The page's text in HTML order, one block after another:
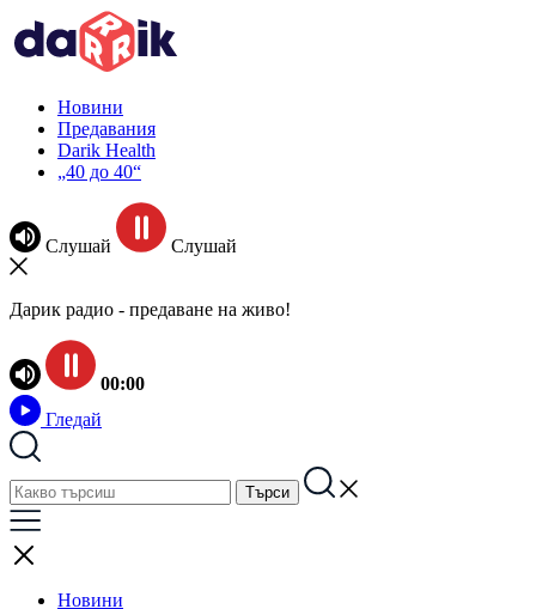
Новини
Предавания
Darik Health
„40 до 40“
Слушай Слушай
Дарик радио - предаване на живо!
00:00
Гледай
Новини